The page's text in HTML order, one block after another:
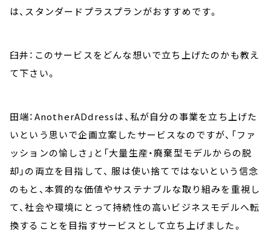
は、スタンダードプラスプランがおすすめです。
臼井：このサービスをどんな想いで立ち上げたのかも教え
て下さい。
田端：AnotherADdressは、私が自分の事業を立ち上げた
いという思いで企画立案したサービスなのですが、「ファ
ッションの愉しさ」と「大量生産・廃棄型モデルからの脱
却」の両立を目指して、 服は使い捨てではないという信念
のもと、本質的な価値やサステナブルな取り組みを重視し
て、社会や環境にとって持続性の高いビジネスモデルへ転
換することを目指すサービスとして立ち上げました。